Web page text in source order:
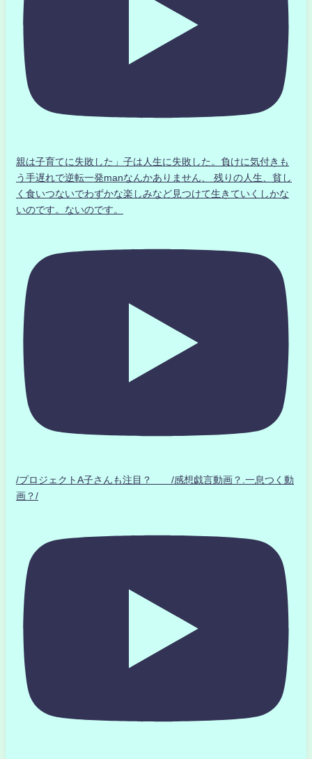
親は子育てに失敗した」子は人生に失敗した。負けに気付きも
う手遅れで逆転一発manなんかありません、 残りの人生、貧し
く食いつないでわずかな楽しみなど見つけて生きていくしかな
いのです。ないのです。
/プロジェクトA子さんも注目？ /感想戯言動画？.一息つく動
画？/